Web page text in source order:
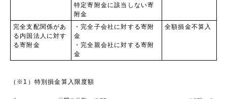
特定寄附金に該当しない寄
附金
完全支配関係があ
る内国法人に対す
る寄附金
・完全子会社に対する寄附
金
・完全親会社に対する寄附
金
全額損金不算入
（※1）特別損金算入限度額